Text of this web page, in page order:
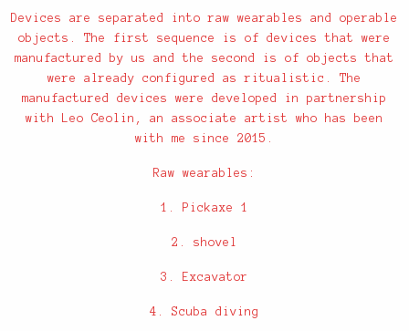
Devices are separated into raw wearables and operable
objects. The first sequence is of devices that were
manufactured by us and the second is of objects that
were already configured as ritualistic. The
manufactured devices were developed in partnership
with Leo Ceolin, an associate artist who has been
with me since 2015.
Raw wearables:
1. Pickaxe 1
2. shovel
3. Excavator
4. Scuba diving